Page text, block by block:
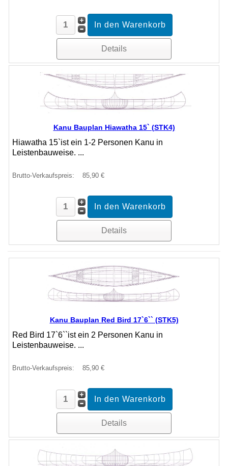
Details
Kanu Bauplan Hiawatha 15` (STK4)
Hiawatha 15`ist ein 1-2 Personen Kanu in
Leistenbauweise. ...
Brutto-Verkaufspreis: 85,90 €
Details
Kanu Bauplan Red Bird 17`6`` (STK5)
Red Bird 17`6``ist ein 2 Personen Kanu in
Leistenbauweise. ...
Brutto-Verkaufspreis: 85,90 €
Details